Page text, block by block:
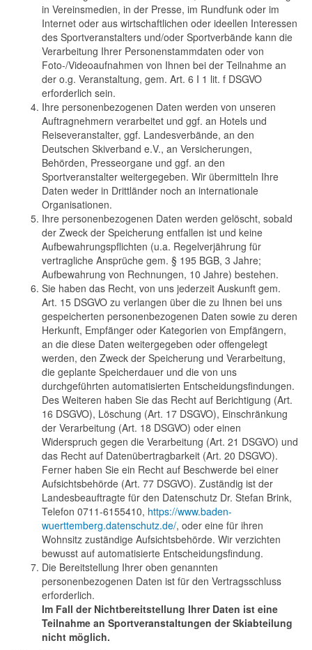
in Vereinsmedien, in der Presse, im Rundfunk oder im
Internet oder aus wirtschaftlichen oder ideellen Interessen
des Sportveranstalters und/oder Sportverbände kann die
Verarbeitung Ihrer Personenstammdaten oder von
Foto-/Videoaufnahmen von Ihnen bei der Teilnahme an
der o.g. Veranstaltung, gem. Art. 6 I 1 lit. f DSGVO
erforderlich sein.
Ihre personenbezogenen Daten werden von unseren
Auftragnehmern verarbeitet und ggf. an Hotels und
Reiseveranstalter, ggf. Landesverbände, an den
Deutschen Skiverband e.V., an Versicherungen,
Behörden, Presseorgane und ggf. an den
Sportveranstalter weitergegeben. Wir übermitteln Ihre
Daten weder in Drittländer noch an internationale
Organisationen.
Ihre personenbezogenen Daten werden gelöscht, sobald
der Zweck der Speicherung entfallen ist und keine
Aufbewahrungspflichten (u.a. Regelverjährung für
vertragliche Ansprüche gem. § 195 BGB, 3 Jahre;
Aufbewahrung von Rechnungen, 10 Jahre) bestehen.
Sie haben das Recht, von uns jederzeit Auskunft gem.
Art. 15 DSGVO zu verlangen über die zu Ihnen bei uns
gespeicherten personenbezogenen Daten sowie zu deren
Herkunft, Empfänger oder Kategorien von Empfängern,
an die diese Daten weitergegeben oder offengelegt
werden, den Zweck der Speicherung und Verarbeitung,
die geplante Speicherdauer und die von uns
durchgeführten automatisierten Entscheidungsfindungen.
Des Weiteren haben Sie das Recht auf Berichtigung (Art.
16 DSGVO), Löschung (Art. 17 DSGVO), Einschränkung
der Verarbeitung (Art. 18 DSGVO) oder einen
Widerspruch gegen die Verarbeitung (Art. 21 DSGVO) und
das Recht auf Datenübertragbarkeit (Art. 20 DSGVO).
Ferner haben Sie ein Recht auf Beschwerde bei einer
Aufsichtsbehörde (Art. 77 DSGVO). Zuständig ist der
Landesbeauftragte für den Datenschutz Dr. Stefan Brink,
Telefon 0711-6155410, https://www.baden-
wuerttemberg.datenschutz.de/, oder eine für ihren
Wohnsitz zuständige Aufsichtsbehörde. Wir verzichten
bewusst auf automatisierte Entscheidungsfindung.
Die Bereitstellung Ihrer oben genannten
personenbezogenen Daten ist für den Vertragsschluss
erforderlich.
Im Fall der Nichtbereitstellung Ihrer Daten ist eine
Teilnahme an Sportveranstaltungen der Skiabteilung
nicht möglich.